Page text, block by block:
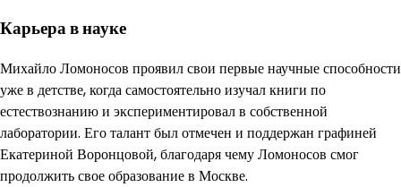
Карьера в науке
Михайло Ломоносов проявил свои первые научные способности
уже в детстве, когда самостоятельно изучал книги по
естествознанию и экспериментировал в собственной
лаборатории. Его талант был отмечен и поддержан графиней
Екатериной Воронцовой, благодаря чему Ломоносов смог
продолжить свое образование в Москве.